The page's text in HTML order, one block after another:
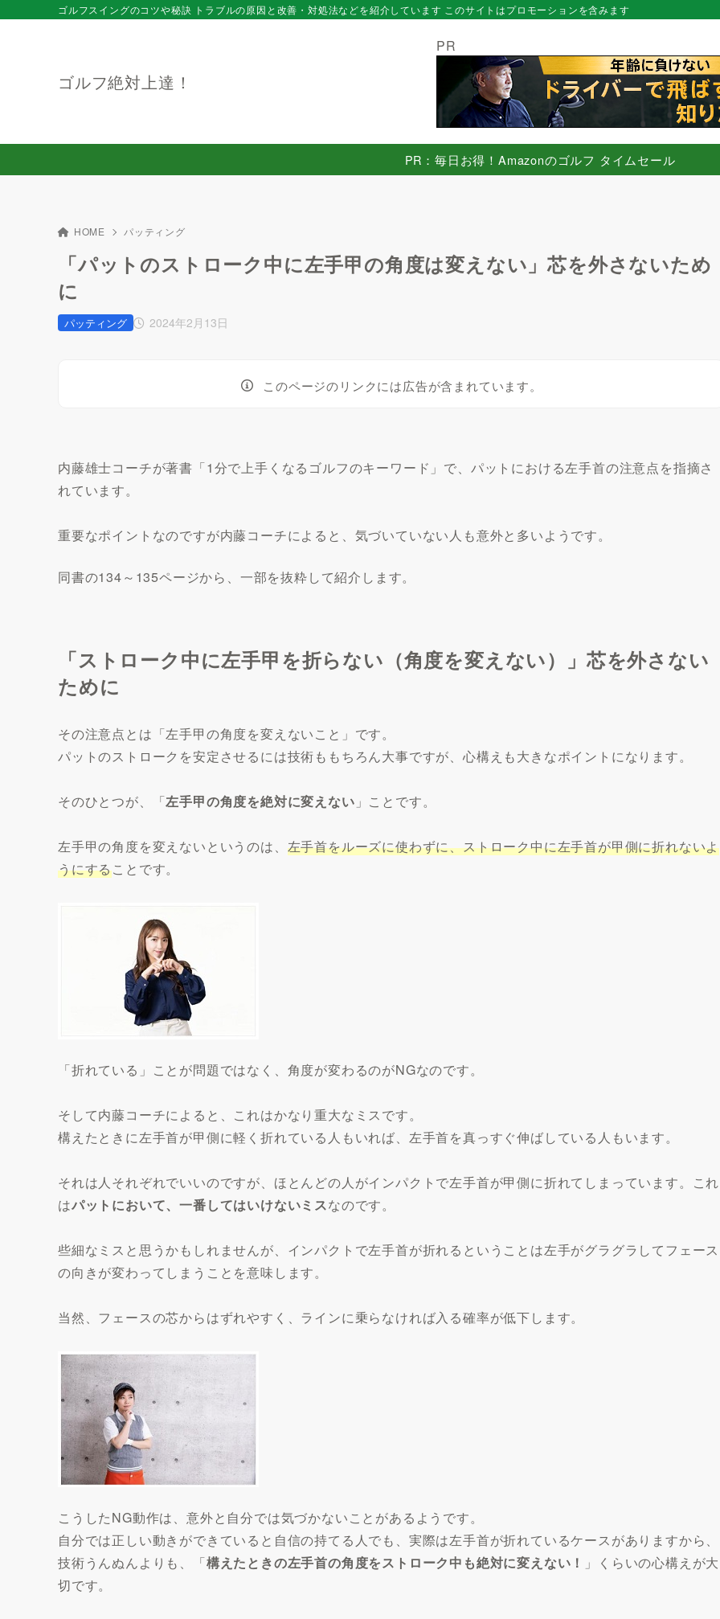
ゴルフ絶対上達！
ゴルフスイングのコツや秘訣 トラブルの原因と改善・対処法などを紹介しています このサイトはプロモーションを含みます
PR
PR：毎日お得！Amazonのゴルフ タイムセール
HOME パッティング
「パットのストローク中に左手甲の角度は変えない」芯を外さないため
に
2024年2月13日
パッティング
このページのリンクには広告が含まれています。
内藤雄士コーチが著書「1分で上手くなるゴルフのキーワード」で、パットにおける左手首の注意点を指摘さ
れています。
重要なポイントなのですが内藤コーチによると、気づいていない人も意外と多いようです。
同書の134～135ページから、一部を抜粋して紹介します。
「ストローク中に左手甲を折らない（角度を変えない）」芯を外さない
ために
その注意点とは「左手甲の角度を変えないこと」です。
パットのストロークを安定させるには技術ももちろん大事ですが、心構えも大きなポイントになります。
そのひとつが、「左手甲の角度を絶対に変えない 」ことです。
左手甲の角度を変えないというのは、 左手首をルーズに使わずに、ストローク中に左手首が甲側に折れないよ
うにすることです。
「折れている」ことが問題ではなく、角度が変わるのがNGなのです。
そして内藤コーチによると、これはかなり重大なミスです。
構えたときに左手首が甲側に軽く折れている人もいれば、左手首を真っすぐ伸ばしている人もいます。
それは人それぞれでいいのですが、ほとんどの人がインパクトで左手首が甲側に折れてしまっています。これ
はパットにおいて、一番してはいけないミスなのです。
些細なミスと思うかもしれませんが、インパクトで左手首が折れるということは左手がグラグラしてフェース
の向きが変わってしまうことを意味します。
当然、フェースの芯からはずれやすく、ラインに乗らなければ入る確率が低下します。
こうしたNG動作は、意外と自分では気づかないことがあるようです。
自分では正しい動きができていると自信の持てる人でも、実際は左手首が折れているケースがありますから、
技術うんぬんよりも、「構えたときの左手首の角度をストローク中も絶対に変えない！ 」くらいの心構えが大
切です。